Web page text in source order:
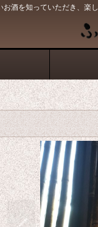
お酒を知っていただき、楽